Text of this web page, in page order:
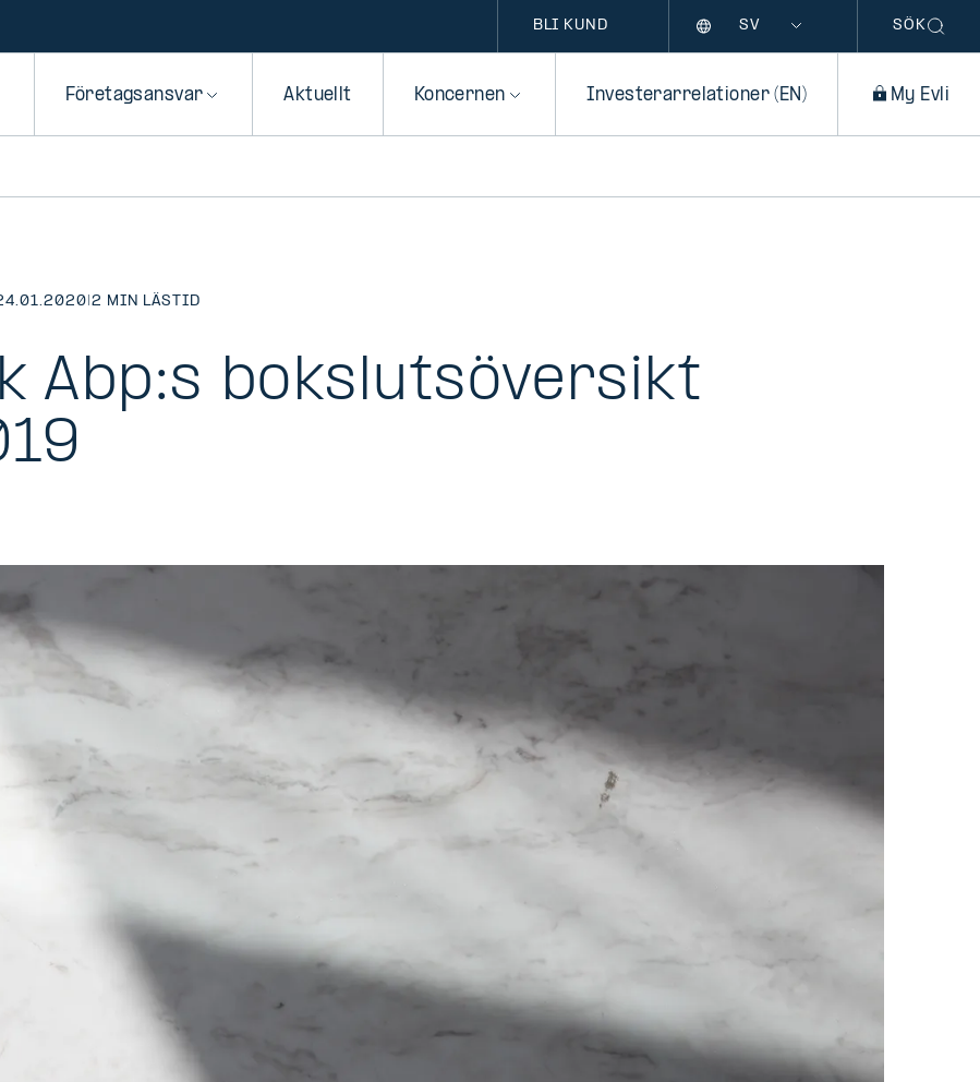
BLI KUND SÖK
Företagsansvar Aktuellt Koncernen Investerarrelationer (EN) My Evli
|2 MIN LÄSTID
Abp:s bokslutsöversikt